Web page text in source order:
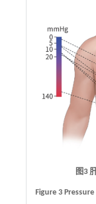
图3
Figure 3